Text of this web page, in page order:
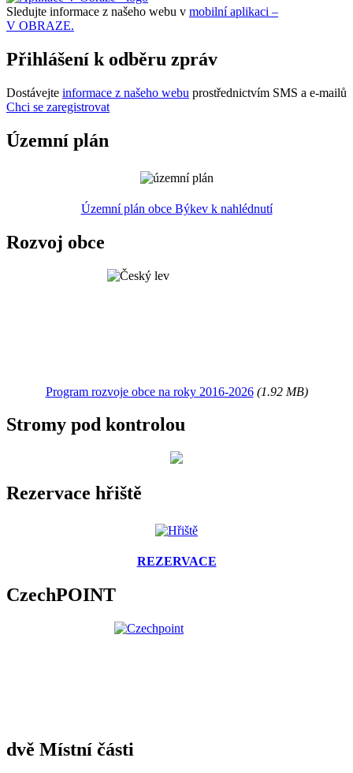
Sledujte informace z našeho webu v mobilní aplikaci –
V OBRAZE.
Přihlášení k odběru zpráv
Dostávejte informace z našeho webu prostřednictvím SMS a e-mailů
Chci se zaregistrovat
Územní plán
Územní plán obce Býkev k nahlédnutí
Rozvoj obce
Program rozvoje obce na roky 2016-2026(1.92 MB)
Stromy pod kontrolou
Rezervace hřiště
REZERVACE
CzechPOINT
dvě Místní části